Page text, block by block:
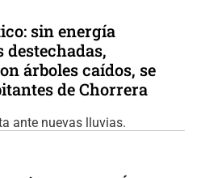
sin energía
destechadas,
árboles caídos, se
de Chorrera
ante nuevas lluvias.